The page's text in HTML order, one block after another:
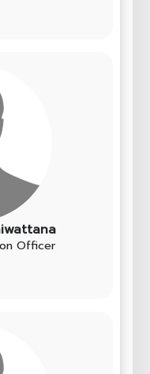
Officer